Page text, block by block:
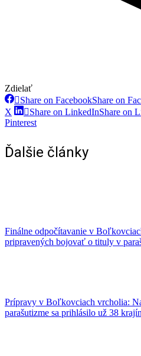
Zdielať
Share on FacebookShare on
X
Share on LinkedInShare on
Pinterest
Ďalšie články
Finálne odpočítavanie v
pripravených bojovať o tituly v
Prípravy v Boľkovciach vrcholia:
parašutizme sa prihlásilo už 38 krajín